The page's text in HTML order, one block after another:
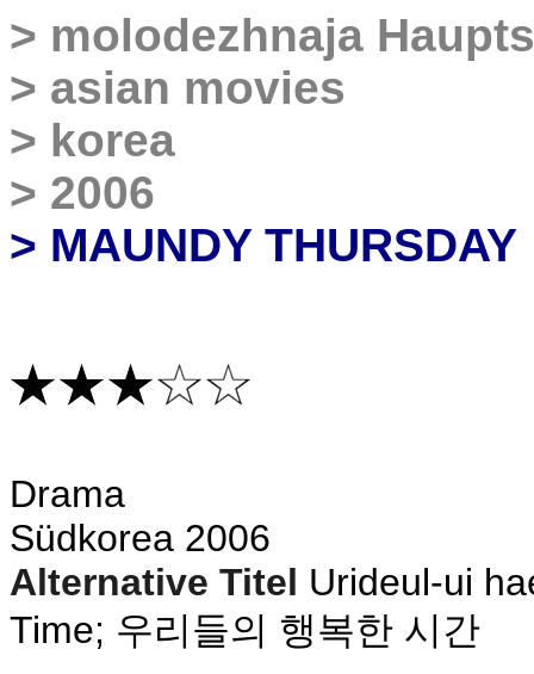
> molodezhnaja
> asian movies
> korea
> 2006
> MAUNDY THURSDAY
Drama
Südkorea 2006
Alternative Titel Urideul-ui
Time; 우리들의 행복한 시간